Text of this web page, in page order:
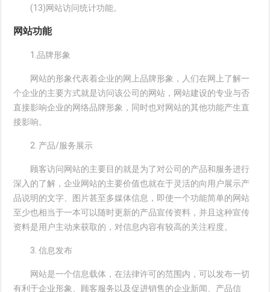
(13)网站访问统计功能。
网站功能
1.品牌形象
网站的形象代表着企业的网上品牌形象，人们在网上了解一
个企业的主要方式就是访问该公司的网站，网站建设的专业与否
直接影响企业的网络品牌形象，同时也对网站的其他功能产生直
接影响。
2. 产品/服务展示
顾客访问网站的主要目的就是为了对公司的产品和服务进行
深入的了解，企业网站的主要价值也就在于灵活的向用户展示产
品说明的文字、图片甚至多媒体信息，即使一个功能简单的网站
至少也相当于一本可以随时更新的产品宣传资料，并且这种宣传
资料是用户主动来获取的，对信息内容有较高的关注程度。
3. 信息发布
网站是一个信息载体，在法律许可的范围内，可以发布一切
有利于企业形象、顾客服务以及促进销售的企业新闻、产品信